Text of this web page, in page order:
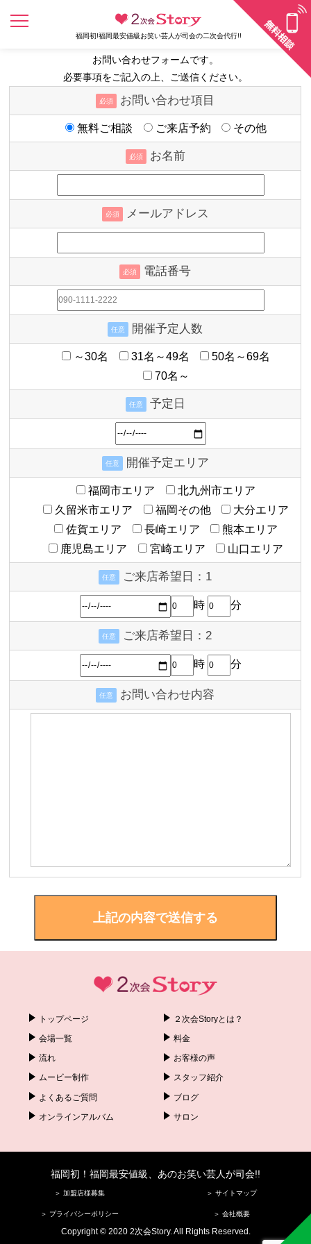
福岡初!福岡最安値級お笑い芸人が司会の二次会代行!!
お問い合わせフォームです。
必要事項をご記入の上、ご送信ください。
必須 お問い合わせ項目
無料ご相談 ご来店予約 その他
必須 お名前
必須 メールアドレス
必須 電話番号
任意 開催予定人数
～30名 31名～49名
50名～69名
70名～
任意 予定日
任意 開催予定エリア
福岡市エリア
北九州市エリア
久留米市エリア
福岡その他
大分エリア
佐賀エリア
長崎エリア
熊本エリア
鹿児島エリア
宮崎エリア 山口エリア
任意 ご来店希望日：1
時 分
任意 ご来店希望日：2
時 分
任意 お問い合わせ内容
トップページ ２次会Storyとは？
会場一覧 料金
流れ お客様の声
ムービー制作 スタッフ紹介
よくあるご質問 ブログ
オンラインアルバム サロン
福岡初！福岡最安値級、あのお笑い芸人が司会!!
＞ 加盟店様募集 ＞ サイトマップ
＞ プライバシーポリシー ＞ 会社概要
Copyright © 2020 2次会Story. All Rights Reserved.